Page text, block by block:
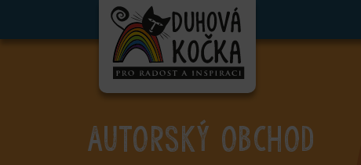
AUTORSKÝ OBCHOD